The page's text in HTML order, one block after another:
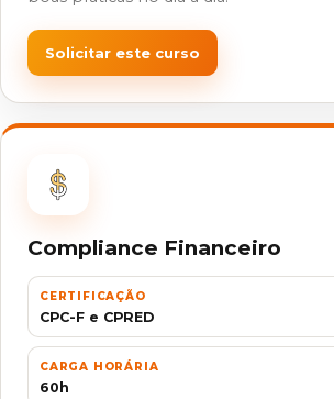
Solicitar este curso
Compliance Financeiro
CERTIFICAÇÃO
CPC-F e CPRED
CARGA HORÁRIA
60h